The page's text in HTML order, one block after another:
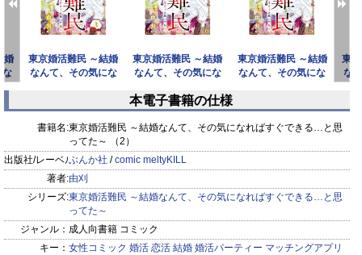
恋愛ご無沙汰男女の残念な婚活奮闘ストーリー！
※「comic meltyKILL」に収録されています。重複購入にご注
意ください。
婚
な
東京婚活難民 ～結婚
なんて、その気にな
東京婚活難民 ～結婚
なんて、その気にな
思っ
東京婚活難民 ～結婚
なんて、その気にな
東
な
prev next
本電子書籍の仕様
書籍名:東京婚活難民 ～結婚なんて、その気になればすぐできる…と思
ってた～ （2）
出版社/レーベル:ぶんか社 /comic meltyKILL
著者:由刈
シリーズ:東京婚活難民 ～結婚なんて、その気になればすぐできる…と思
ってた～
ジャンル： 成人向書籍 コミック
キー： 女性コミック 婚活 恋活 結婚 婚活パーティー マッチングアプリ